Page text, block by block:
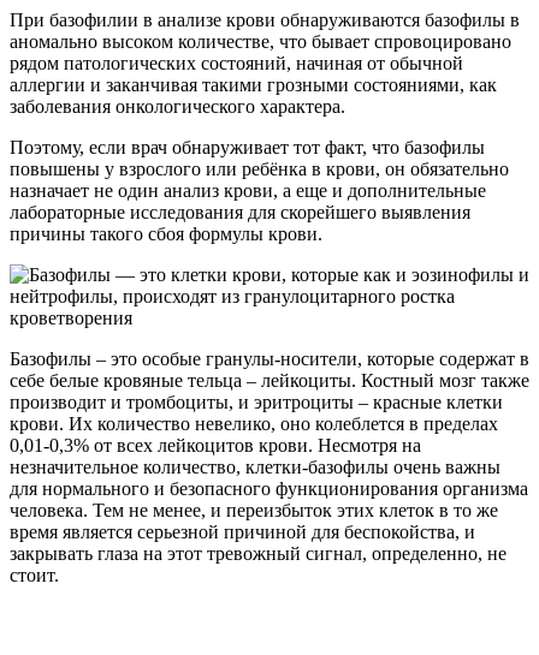
При базофилии в анализе крови обнаруживаются базофилы в
аномально высоком количестве, что бывает спровоцировано
рядом патологических состояний, начиная от обычной
аллергии и заканчивая такими грозными состояниями, как
заболевания онкологического характера.
Поэтому, если врач обнаруживает тот факт, что базофилы
повышены у взрослого или ребёнка в крови, он обязательно
назначает не один анализ крови, а еще и дополнительные
лабораторные исследования для скорейшего выявления
причины такого сбоя формулы крови.
Базофилы – это особые гранулы-носители, которые содержат в
себе белые кровяные тельца – лейкоциты. Костный мозг также
производит и тромбоциты, и эритроциты – красные клетки
крови. Их количество невелико, оно колеблется в пределах
0,01-0,3% от всех лейкоцитов крови. Несмотря на
незначительное количество, клетки-базофилы очень важны
для нормального и безопасного функционирования организма
человека. Тем не менее, и переизбыток этих клеток в то же
время является серьезной причиной для беспокойства, и
закрывать глаза на этот тревожный сигнал, определенно, не
стоит.